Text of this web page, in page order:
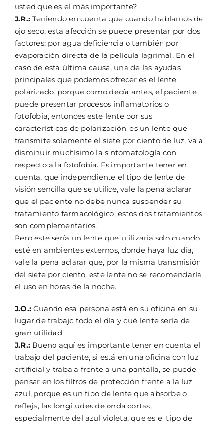
usted que es el más importante?
J.R.:Teniendo en cuenta que cuando hablamos de
ojo seco, esta afección se puede presentar por dos
factores: por agua deficiencia o también por
evaporación directa de la película lagrimal. En el
caso de esta última causa, una de las ayudas
principales que podemos ofrecer es el lente
polarizado, porque como decía antes, el paciente
puede presentar procesos inflamatorios o
fotofobia, entonces este lente por sus
características de polarización, es un lente que
transmite solamente el siete por ciento de luz, va a
disminuir muchísimo la sintomatología con
respecto a la fotofobia. Es importante tener en
cuenta, que independiente el tipo de lente de
visión sencilla que se utilice, vale la pena aclarar
que el paciente no debe nunca suspender su
tratamiento farmacológico, estos dos tratamientos
son complementarios.
Pero este sería un lente que utilizaría solo cuando
esté en ambientes externos, donde haya luz día,
vale la pena aclarar que, por la misma transmisión
del siete por ciento, este lente no se recomendaría
el uso en horas de la noche.
J.O.: Cuando esa persona está en su oficina en su
lugar de trabajo todo el día y qué lente sería de
gran utilidad
J.R.: Bueno aquí es importante tener en cuenta el
trabajo del paciente, si está en una oficina con luz
artificial y trabaja frente a una pantalla, se puede
pensar en los filtros de protección frente a la luz
azul, porque es un tipo de lente que absorbe o
refleja, las longitudes de onda cortas,
especialmente del azul violeta, que es el tipo de